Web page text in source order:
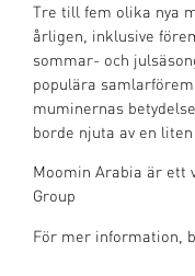
Tre till fem olika nya
årligen, inklusive
sommar- och
populära
muminernas
borde njuta av en
Moomin Arabia är ett
Group
För mer information,